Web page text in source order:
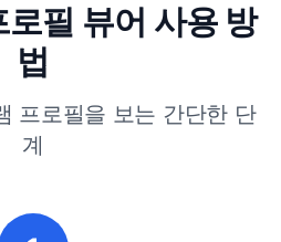
필 뷰어 사용 방
법
프로필을 보는 간단한 단
계